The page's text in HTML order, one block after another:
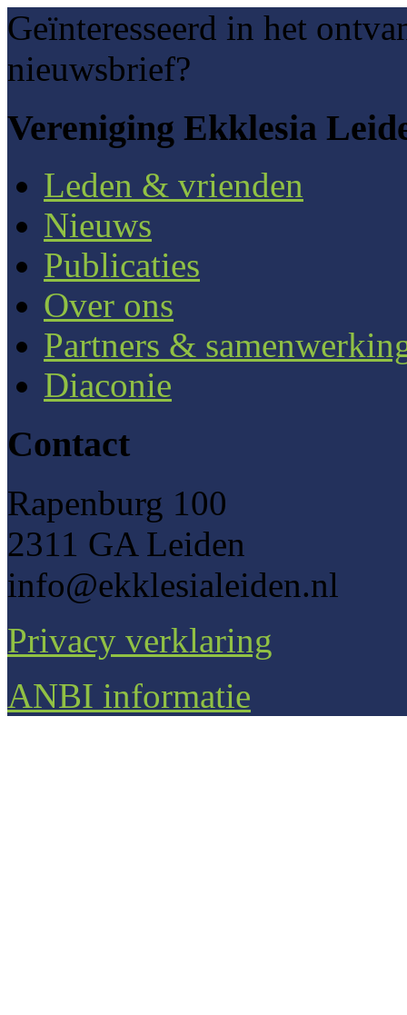
Geïnteresseerd in het
nieuwsbrief?
Vereniging Ekklesia
Leden & vrienden
Nieuws
Publicaties
Over ons
Partners &
Diaconie
Contact
Rapenburg 100
2311 GA Leiden
info@ekklesialeiden.nl
Privacy verklaring
ANBI informatie